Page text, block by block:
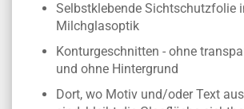
Selbstklebende Sichtschutzfolie
Milchglasoptik
Konturgeschnitten - ohne
und ohne Hintergrund
Dort, wo Motiv und/oder Text